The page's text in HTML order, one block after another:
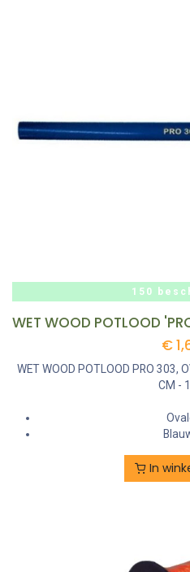
150
€
WET WOOD POTLOOD PRO 303,
CM -
In